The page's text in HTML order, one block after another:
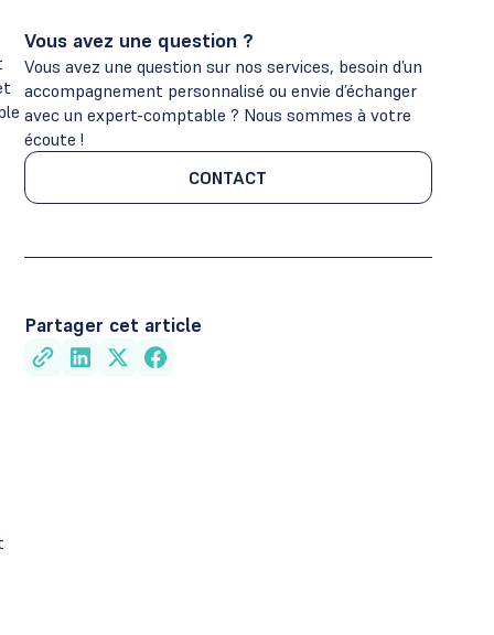
Vous avez une question ?
Vous avez une question sur nos services, besoin d’un
accompagnement personnalisé ou envie d’échanger
avec un expert-comptable ? Nous sommes à votre
écoute !
CONTACT
Partager cet article